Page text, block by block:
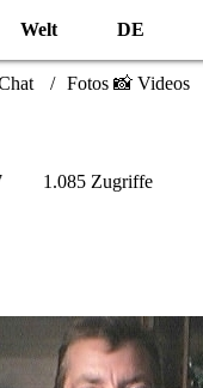
Welt DE
Fotos 📸 Videos
1.085 Zugriffe